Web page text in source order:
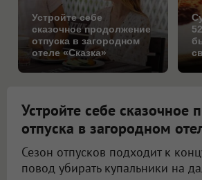
Устройте себе
сказочное продолжение
отпуска в загородном
отеле «Сказка»
Устройте себе сказочное
отпуска в загородном
Сезон отпусков подходит к
повод убирать купальники на